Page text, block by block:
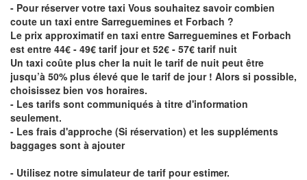
- Pour réserver votre taxi Vous souhaitez savoircombien
coute un taxi entre Sarreguemines et Forbach ?
Le prix approximatif en taxi entre Sarreguemines et Forbach
est entre 44€ - 49€ tarif jour et 52€ - 57€ tarif nuit
Un taxi coûte plus cher la nuit le tarif de nuit peut être
jusqu’à 50% plus élevé que le tarif de jour ! Alors si possible,
choisissez bien vos horaires.
- Les tarifs sont communiqués à titre d'information
seulement.
- Les frais d'approche (Si réservation) et les suppléments
baggages sont à ajouter
- Utilisez notre simulateur de tarif pour estimer.